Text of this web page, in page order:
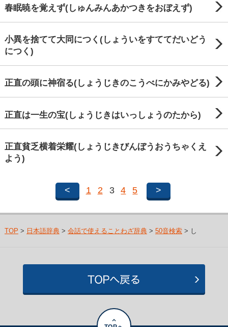
春眠暁を覚えず(しゅんみんあかつきをおぼえず)
小異を捨てて大同につく(しょういをすててだいどう
につく)
正直の頭に神宿る(しょうじきのこうべにかみやどる)
正直は一生の宝(しょうじきはいっしょうのたから)
正直貧乏横着栄耀(しょうじきびんぼうおうちゃくえ
よう)
< 1 2 3 4 5 >
TOP > 日本語辞典> 会話で使えることわざ辞典> 50音検索> し